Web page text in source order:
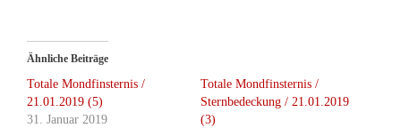
Ähnliche Beiträge
Totale Mondfinsternis /
21.01.2019 (5)
31. Januar 2019
Totale Mondfinsternis /
Sternbedeckung / 21.01.2019
(3)